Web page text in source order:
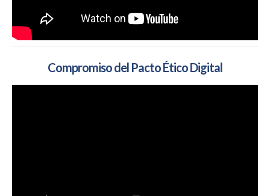
Compromiso del Pacto Ético Digital